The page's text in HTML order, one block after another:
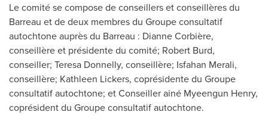
Le comité se compose de conseillers et conseillères du
Barreau et de deux membres du Groupe consultatif
autochtone auprès du Barreau : Dianne Corbière,
conseillère et présidente du comité; Robert Burd,
conseiller; Teresa Donnelly, conseillère; Isfahan Merali,
conseillère; Kathleen Lickers, coprésidente du Groupe
consultatif autochtone; et Conseiller ainé Myeengun Henry,
coprésident du Groupe consultatif autochtone.